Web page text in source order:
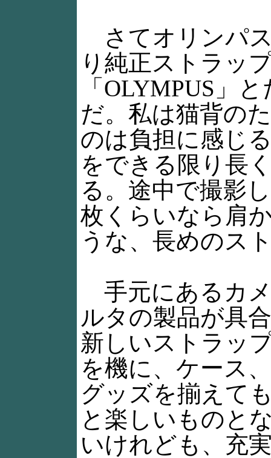
さてオリンパ
り純正ストラッ
「OLYMPUS」
だ。私は猫背の
のは負担に感じ
をできる限り長
る。途中で撮影
枚くらいなら肩
うな、長めのス
手元にあるカ
ルタの製品が具
新しいストラッ
を機に、ケース
グッズを揃えて
と楽しいものと
いけれども、充